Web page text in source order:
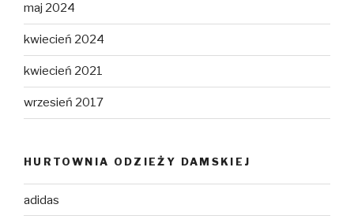
maj 2024
kwiecień 2024
kwiecień 2021
wrzesień 2017
HURTOWNIA ODZIEŻY DAMSKIEJ
adidas